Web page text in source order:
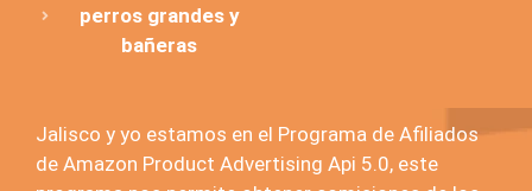
perros grandes y
bañeras
Jalisco y yo estamos en el Programa de Afiliados
de Amazon Product Advertising Api 5.0, este